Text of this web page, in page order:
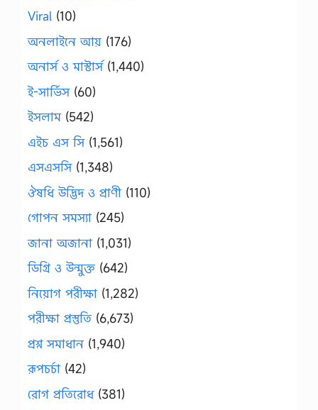
Viral (10)
অনলাইনে আয় (176)
অনার্স ও মাস্টার্স(1,440)
ই-সার্ভিস(60)
ইসলাম(542)
এইচ এস সি(1,561)
এসএসসি(1,348)
ঔষধি উদ্ভিদ ও প্রাণী (110)
গোপন সমস্যা (245)
জানা অজানা (1,031)
ডিগ্রি ও উন্মুক্ত (642)
নিয়োগ পরীক্ষা (1,282)
পরীক্ষা প্রস্তুতি (6,673)
প্রশ্ন সমাধান (1,940)
রূপচর্চা (42)
রোগ প্রতিরোধ(381)